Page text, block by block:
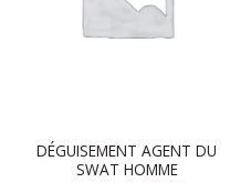
DÉGUISEMENT AGENT DU
SWAT HOMME